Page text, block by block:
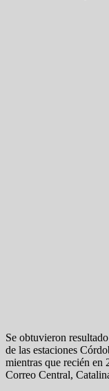
Se obtuvieron
de las estaciones
mientras que recién en
Correo Central,